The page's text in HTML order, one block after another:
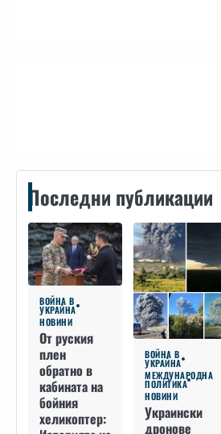
Последни публикации
ВОЙНА В
УКРАЙНА
НОВИНИ
От руския
плен
обратно в
кабината на
бойния
хеликоптер:
ВОЙНА В
УКРАЙНА
МЕЖДУНАРОДНА
ПОЛИТИКА
НОВИНИ
Украински
дронове